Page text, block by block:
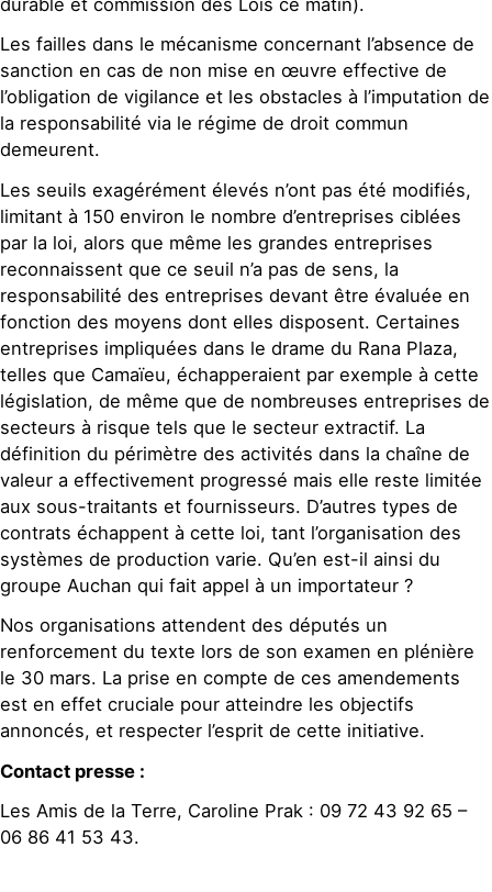
Les failles dans le mécanisme concernant l’absence de
sanction en cas de non mise en œuvre effective de
l’obligation de vigilance et les obstacles à l’imputation de
la responsabilité via le régime de droit commun
demeurent.
Les seuils exagérément élevés n’ont pas été modifiés,
limitant à 150 environ le nombre d’entreprises ciblées
par la loi, alors que même les grandes entreprises
reconnaissent que ce seuil n’a pas de sens, la
responsabilité des entreprises devant être évaluée en
fonction des moyens dont elles disposent. Certaines
entreprises impliquées dans le drame du Rana Plaza,
telles que Camaïeu, échapperaient par exemple à cette
législation, de même que de nombreuses entreprises de
secteurs à risque tels que le secteur extractif. La
définition du périmètre des activités dans la chaîne de
valeur a effectivement progressé mais elle reste limitée
aux sous-traitants et fournisseurs. D’autres types de
contrats échappent à cette loi, tant l’organisation des
systèmes de production varie. Qu’en est-il ainsi du
groupe Auchan qui fait appel à un importateur ?
Nos organisations attendent des députés un
renforcement du texte lors de son examen en plénière
le 30 mars. La prise en compte de ces amendements
est en effet cruciale pour atteindre les objectifs
annoncés, et respecter l’esprit de cette initiative.
Contact presse :
Les Amis de la Terre, Caroline Prak : 09 72 43 92 65 –
06 86 41 53 43.